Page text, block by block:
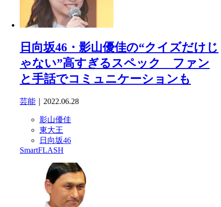
日向坂46・影山優佳の“クイズだけじ
ゃない”高すぎるスペック ファン
と手話でコミュニケーションも
芸能 ｜2022.06.28
影山優佳
東大王
日向坂46
SmartFLASH